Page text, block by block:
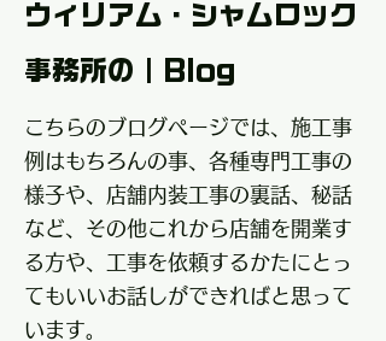
ウィリアム・シャムロック
事務所の｜Blog
こちらのブログページでは、施工事
例はもちろんの事、各種専門工事の
様子や、店舗内装工事の裏話、秘話
など、その他これから店舗を開業す
る方や、工事を依頼するかたにとっ
てもいいお話しができればと思って
います。